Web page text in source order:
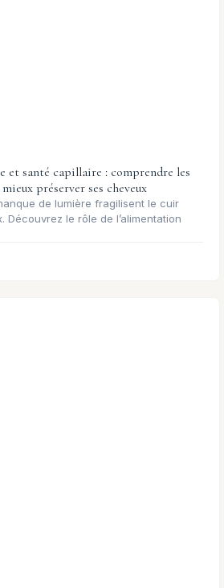
santé capillaire : comprendre les
préserver ses cheveux
de lumière fragilisent le cuir
Découvrez le rôle de l’alimentation